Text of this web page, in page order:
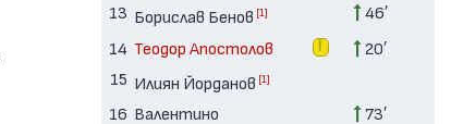
13 Борислав Бенов [1]
46′
14 Теодор Апостолов
20′
15 Илиян Йорданов [1]
16 Валентино
73′